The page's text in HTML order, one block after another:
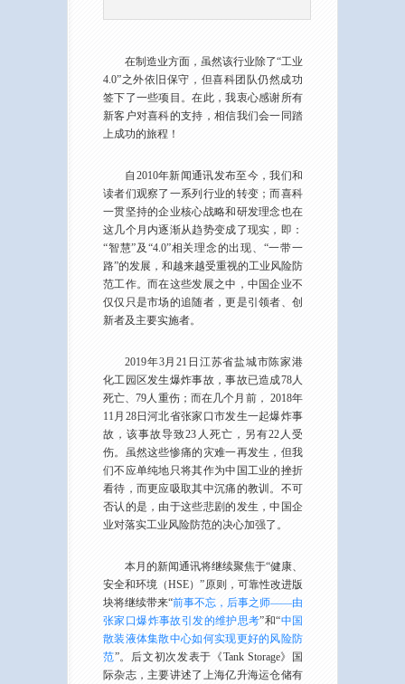
在制造业方面，虽然该行业除了“工业
4.0”之外依旧保守，但喜科团队仍然成功
签下了一些项目。在此，我衷心感谢所有
新客户对喜科的支持，相信我们会一同踏
上成功的旅程！
自2010年新闻通讯发布至今，我们和
读者们观察了一系列行业的转变；而喜科
一贯坚持的企业核心战略和研发理念也在
这几个月内逐渐从趋势变成了现实，即：
“智慧”及“4.0”相关理念的出现、“一带一
路”的发展，和越来越受重视的工业风险防
范工作。而在这些发展之中，中国企业不
仅仅只是市场的追随者，更是引领者、创
新者及主要实施者。
2019年3月21日江苏省盐城市陈家港
化工园区发生爆炸事故，事故已造成78人
死亡、79人重伤；而在几个月前， 2018年
11月28日河北省张家口市发生一起爆炸事
故，该事故导致23人死亡，另有22人受
伤。虽然这些惨痛的灾难一再发生，但我
们不应单纯地只将其作为中国工业的挫折
看待，而更应吸取其中沉痛的教训。不可
否认的是，由于这些悲剧的发生，中国企
业对落实工业风险防范的决心加强了。
本月的新闻通讯将继续聚焦于“健康、
安全和环境（HSE）”原则，可靠性改进版
块将继续带来“前事不忘，后事之师——由
张家口爆炸事故引发的维护思考”和“中国
散装液体集散中心如何实现更好的风险防
范”。后文初次发表于《Tank Storage》国
际杂志，主要讲述了上海亿升海运仓储有